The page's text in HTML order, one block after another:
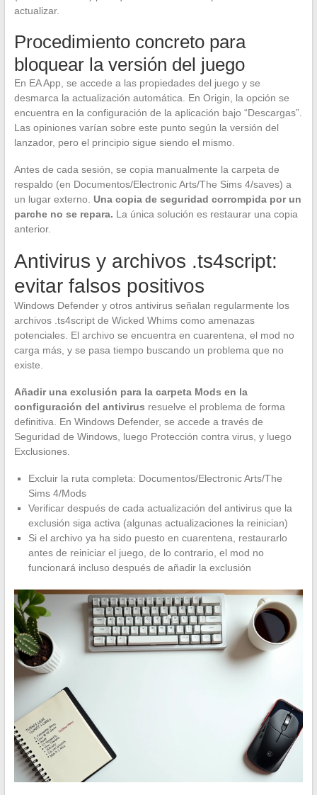
actualizar.
Procedimiento concreto para
bloquear la versión del juego
En EA App, se accede a las propiedades del juego y se
desmarca la actualización automática. En Origin, la opción se
encuentra en la configuración de la aplicación bajo “Descargas”.
Las opiniones varían sobre este punto según la versión del
lanzador, pero el principio sigue siendo el mismo.
Antes de cada sesión, se copia manualmente la carpeta de
respaldo (en Documentos/Electronic Arts/The Sims 4/saves) a
un lugar externo. Una copia de seguridad corrompida por un
parche no se repara. La única solución es restaurar una copia
anterior.
Antivirus y archivos .ts4script:
evitar falsos positivos
Windows Defender y otros antivirus señalan regularmente los
archivos .ts4script de Wicked Whims como amenazas
potenciales. El archivo se encuentra en cuarentena, el mod no
carga más, y se pasa tiempo buscando un problema que no
existe.
Añadir una exclusión para la carpeta Mods en la
configuración del antivirus resuelve el problema de forma
definitiva. En Windows Defender, se accede a través de
Seguridad de Windows, luego Protección contra virus, y luego
Exclusiones.
Excluir la ruta completa: Documentos/Electronic Arts/The
Sims 4/Mods
Verificar después de cada actualización del antivirus que la
exclusión siga activa (algunas actualizaciones la reinician)
Si el archivo ya ha sido puesto en cuarentena, restaurarlo
antes de reiniciar el juego, de lo contrario, el mod no
funcionará incluso después de añadir la exclusión